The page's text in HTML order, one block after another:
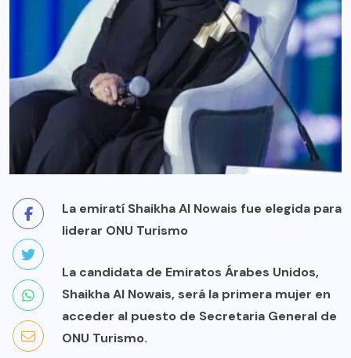
La emiratí Shaikha Al Nowais fue elegida para
liderar ONU Turismo
La candidata de Emiratos Árabes Unidos,
Shaikha Al Nowais, será la primera mujer en
acceder al puesto de Secretaria General de
ONU Turismo.